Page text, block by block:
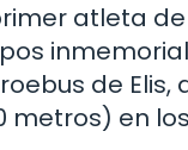
atleta
de
en